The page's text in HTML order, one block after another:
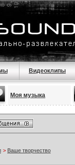
Видеоклипы
Моя музыка
> Ваше творчество